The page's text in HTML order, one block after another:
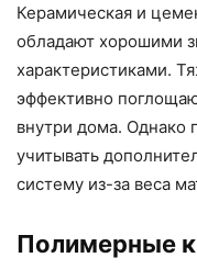
Керамическая и
обладают хорошими
характеристиками.
эффективно
внутри дома. Однако
учитывать
систему из-за веса
Полимерные